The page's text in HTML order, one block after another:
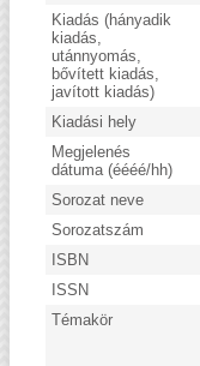
Kiadás (hányadik
kiadás,
utánnyomás,
bővített kiadás,
javított kiadás)
Kiadási hely
Megjelenés
dátuma (éééé/hh)
Sorozat neve
Sorozatszám
ISBN
ISSN
Témakör